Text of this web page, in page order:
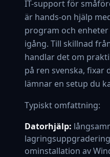
IT-support för
är hands-on hjälp
program och
igång. Till skillnad
handlar det om
på ren svenska, fixar
lämnar en setup du
Typiskt omfattning:
Datorhjälp:
ominstallation av